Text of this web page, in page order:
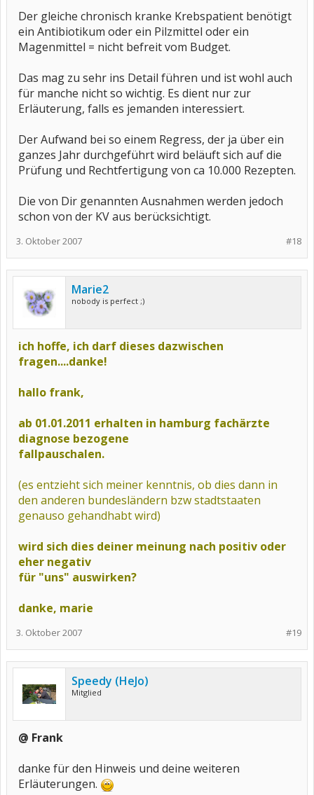
Der gleiche chronisch kranke Krebspatient benötigt
ein Antibiotikum oder ein Pilzmittel oder ein
Magenmittel = nicht befreit vom Budget.
Das mag zu sehr ins Detail führen und ist wohl auch
für manche nicht so wichtig. Es dient nur zur
Erläuterung, falls es jemanden interessiert.
Der Aufwand bei so einem Regress, der ja über ein
ganzes Jahr durchgeführt wird beläuft sich auf die
Prüfung und Rechtfertigung von ca 10.000 Rezepten.
Die von Dir genannten Ausnahmen werden jedoch
schon von der KV aus berücksichtigt.
#18
3. Oktober 2007
Marie2
nobody is perfect ;)
ich hoffe, ich darf dieses dazwischen
fragen....danke!
hallo frank,
ab 01.01.2011 erhalten in hamburg fachärzte
diagnose bezogene
fallpauschalen.
(es entzieht sich meiner kenntnis, ob dies dann in
den anderen bundesländern bzw stadtstaaten
genauso gehandhabt wird)
wird sich dies deiner meinung nach positiv oder
eher negativ
für "uns" auswirken?
danke, marie
#19
3. Oktober 2007
Speedy (HeJo)
Mitglied
@ Frank
danke für den Hinweis und deine weiteren
Erläuterungen.